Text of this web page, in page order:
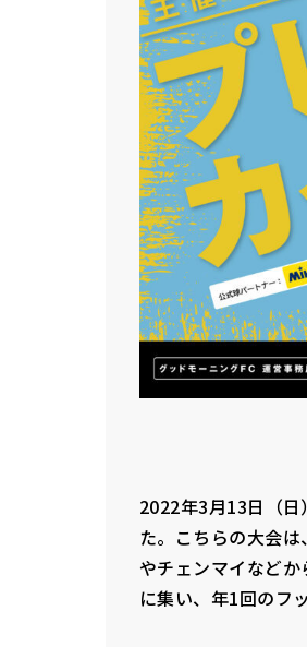
2022年3月13日（
た。こちらの大会
やチェンマイなど
に集い、年1回のフ